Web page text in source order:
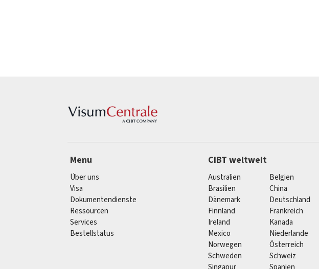
Menu
Über uns
Visa
Dokumentendienste
Ressourcen
Services
Bestellstatus
CIBT weltweit
Australien
Belgien
Brasilien
China
Dänemark
Deutschland
Finnland
Frankreich
Ireland
Kanada
Mexico
Niederlande
Norwegen
Österreich
Schweden
Schweiz